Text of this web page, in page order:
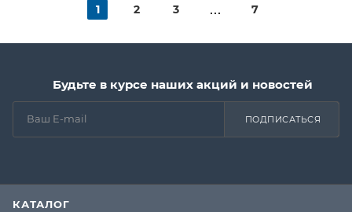
1 2 3 7
Будьте в курсе наших акций и новостей
ПОДПИСАТЬСЯ
КАТАЛОГ